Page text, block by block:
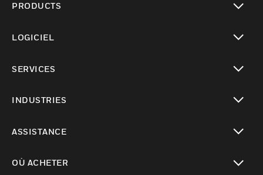
PRODUCTS
LOGICIEL
SERVICES
INDUSTRIES
ASSISTANCE
OÙ ACHETER